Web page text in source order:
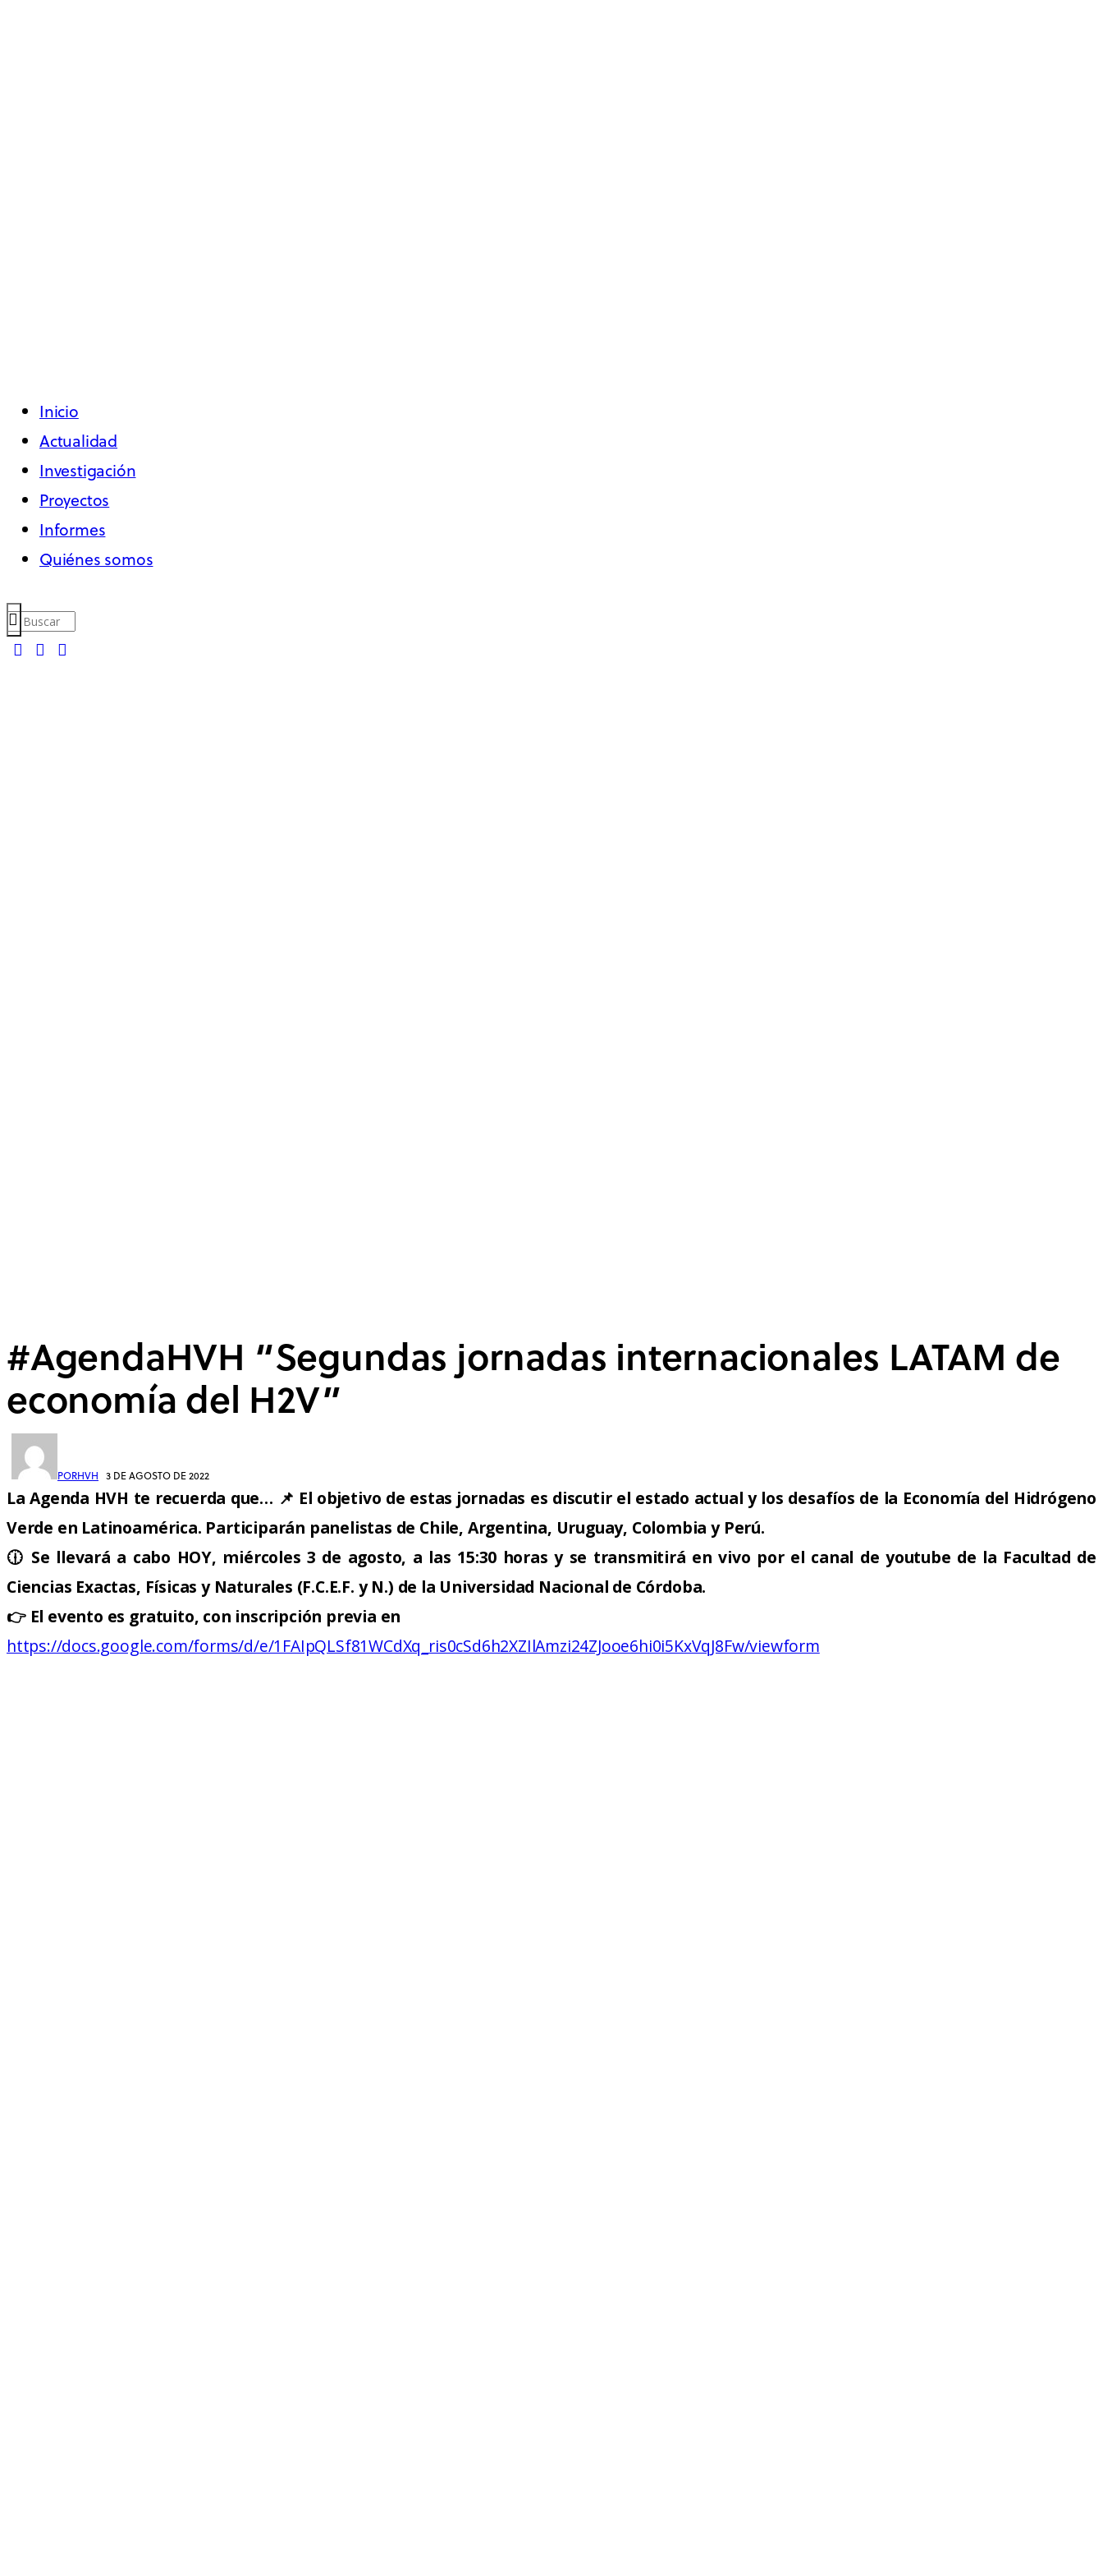
Inicio
Actualidad
Investigación
Proyectos
Informes
Quiénes somos
#AgendaHVH “Segundas jornadas internacionales LATAM de
economía del H2V”
PORHVH 3 DE AGOSTO DE 2022
La Agenda HVH te recuerda que… 📌 El objetivo de estas jornadas es discutir el estado actual y los desafíos de la Economía del Hidrógeno
Verde en Latinoamérica. Participarán panelistas de Chile, Argentina, Uruguay, Colombia y Perú.
🕧 Se llevará a cabo HOY, miércoles 3 de agosto, a las 15:30 horas y se transmitirá en vivo por el canal de youtube de la Facultad de
Ciencias Exactas, Físicas y Naturales (F.C.E.F. y N.) de la Universidad Nacional de Córdoba.
👉 El evento es gratuito, con inscripción previa en
https://docs.google.com/forms/d/e/1FAIpQLSf81WCdXq_ris0cSd6h2XZIlAmzi24ZJooe6hi0i5KxVqJ8Fw/viewform